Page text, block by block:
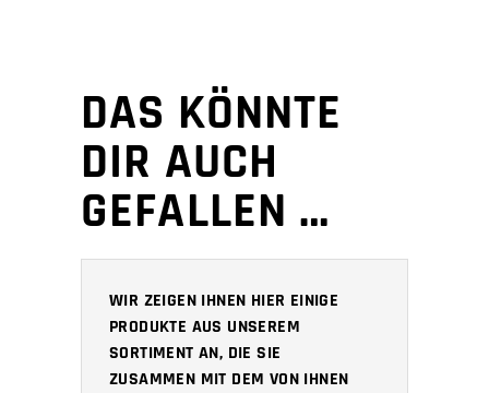
DAS KÖNNTE
DIR AUCH
GEFALLEN …
WIR ZEIGEN IHNEN HIER EINIGE
PRODUKTE AUS UNSEREM
SORTIMENT AN, DIE SIE
ZUSAMMEN MIT DEM VON IHNEN